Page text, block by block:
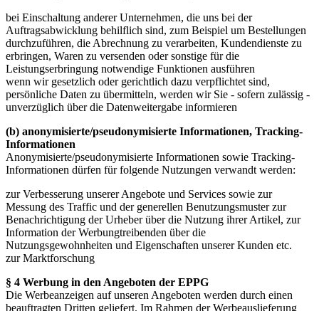
bei Einschaltung anderer Unternehmen, die uns bei der
Auftragsabwicklung behilflich sind, zum Beispiel um Bestellungen
durchzuführen, die Abrechnung zu verarbeiten, Kundendienste zu
erbringen, Waren zu versenden oder sonstige für die
Leistungserbringung notwendige Funktionen ausführen
wenn wir gesetzlich oder gerichtlich dazu verpflichtet sind,
persönliche Daten zu übermitteln, werden wir Sie - sofern zulässig -
unverzüglich über die Datenweitergabe informieren
(b) anonymisierte/pseudonymisierte Informationen, Tracking-
Informationen
Anonymisierte/pseudonymisierte Informationen sowie Tracking-
Informationen dürfen für folgende Nutzungen verwandt werden:
zur Verbesserung unserer Angebote und Services sowie zur
Messung des Traffic und der generellen Benutzungsmuster zur
Benachrichtigung der Urheber über die Nutzung ihrer Artikel, zur
Information der Werbungtreibenden über die
Nutzungsgewohnheiten und Eigenschaften unserer Kunden etc.
zur Marktforschung
§ 4 Werbung in den Angeboten der EPPG
Die Werbeanzeigen auf unseren Angeboten werden durch einen
beauftragten Dritten geliefert. Im Rahmen der Werbeauslieferung